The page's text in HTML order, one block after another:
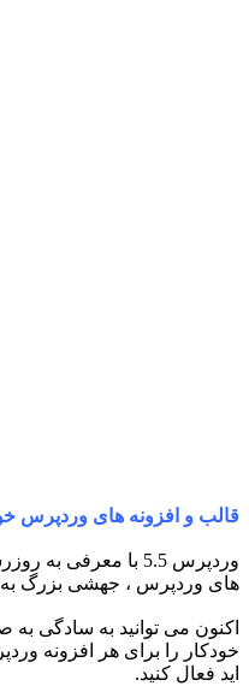
قالب و افزونه های وردپرس
وردپرس 5.5 با معرفی
های وردپرس ، جهشی بزرگ
اکنون می توانید به سادگی به
خودکار را برای هر افزونه
اید فعال کنید.